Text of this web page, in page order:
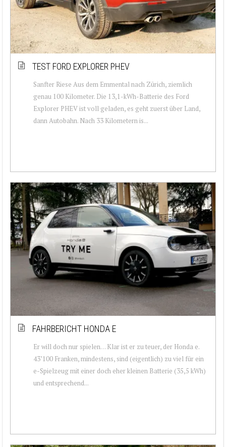
TEST FORD EXPLORER PHEV
Sanfter Riese Aus dem Emmental nach Zürich, ziemlich
genau 100 Kilometer. Die 13,1-kWh-Batterie des Ford
Explorer PHEV ist voll geladen, es geht zuerst über Land,
dann Autobahn. Nach 33 Kilometern is...
FAHRBERICHT HONDA E
Er will doch nur spielen… Klar ist er zu teuer, der Honda e.
43’100 Franken, mindestens, sind (eigentlich) zu viel für ein
e-Spielzeug mit einer doch eher kleinen Batterie (35,5 kWh)
und entsprechend...